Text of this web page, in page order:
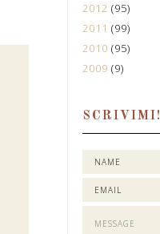
2012 (95)
2011 (99)
2010 (95)
2009 (9)
SCRIVIMI!